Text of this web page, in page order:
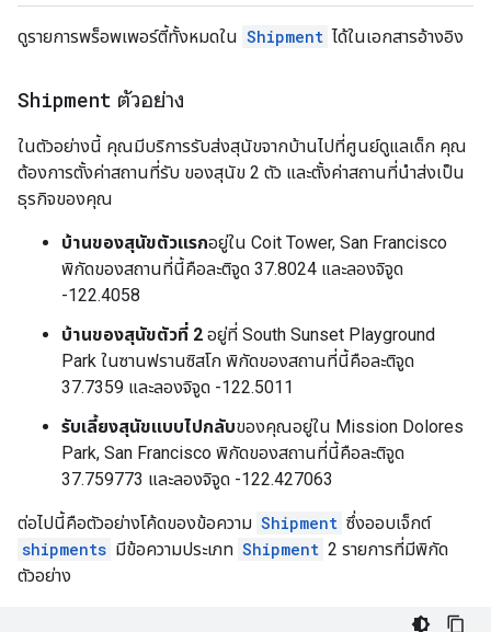
ดูรายการพร็อพเพอร์ตี้ทั้งหมดใน Shipment ได้ในเอกสารอ้างอิง
Shipment ตัวอย่าง
ในตัวอย่างนี้ คุณมีบริการรับส่งสุนัขจากบ้านไปที่ศูนย์ดูแลเด็ก คุณ
ต้องการตั้งค่าสถานที่รับ ของสุนัข 2 ตัว และตั้งค่าสถานที่นำส่งเป็น
ธุรกิจของคุณ
บ้านของสุนัขตัวแรกอยู่ใน Coit Tower, San Francisco
พิกัดของสถานที่นี้คือละติจูด 37.8024 และลองจิจูด
-122.4058
บ้านของสุนัขตัวที่ 2 อยู่ที่ South Sunset Playground
Park ในซานฟรานซิสโก พิกัดของสถานที่นี้คือละติจูด
37.7359 และลองจิจูด -122.5011
รับเลี้ยงสุนัขแบบไปกลับของคุณอยู่ใน Mission Dolores
Park, San Francisco พิกัดของสถานที่นี้คือละติจูด
37.759773 และลองจิจูด -122.427063
ต่อไปนี้คือตัวอย่างโค้ดของข้อความ Shipment ซึ่งออบเจ็กต์
shipments มีข้อความประเภท Shipment 2 รายการที่มีพิกัด
ตัวอย่าง